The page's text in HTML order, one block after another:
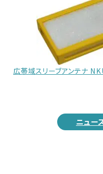
広帯域スリーブアンテナ
ニュー